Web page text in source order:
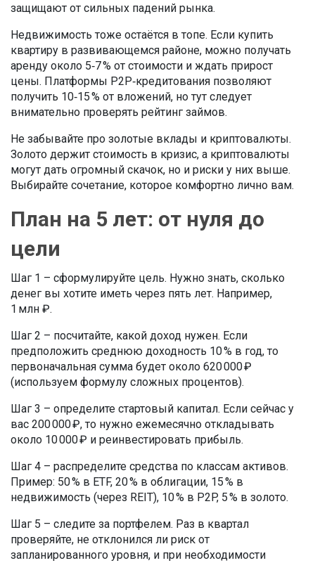
защищают от сильных падений рынка.
Недвижимость тоже остаётся в топе. Если купить
квартиру в развивающемся районе, можно получать
аренду около 5‑7 % от стоимости и ждать прирост
цены. Платформы P2P‑кредитования позволяют
получить 10‑15 % от вложений, но тут следует
внимательно проверять рейтинг займов.
Не забывайте про золотые вклады и криптовалюты.
Золото держит стоимость в кризис, а криптовалюты
могут дать огромный скачок, но и риски у них выше.
Выбирайте сочетание, которое комфортно лично вам.
План на 5 лет: от нуля до
цели
Шаг 1 – сформулируйте цель. Нужно знать, сколько
денег вы хотите иметь через пять лет. Например,
1 млн ₽.
Шаг 2 – посчитайте, какой доход нужен. Если
предположить среднюю доходность 10 % в год, то
первоначальная сумма будет около 620 000 ₽
(используем формулу сложных процентов).
Шаг 3 – определите стартовый капитал. Если сейчас у
вас 200 000 ₽, то нужно ежемесячно откладывать
около 10 000 ₽ и реинвестировать прибыль.
Шаг 4 – распределите средства по классам активов.
Пример: 50 % в ETF, 20 % в облигации, 15 % в
недвижимость (через REIT), 10 % в P2P, 5 % в золото.
Шаг 5 – следите за портфелем. Раз в квартал
проверяйте, не отклонился ли риск от
запланированного уровня, и при необходимости